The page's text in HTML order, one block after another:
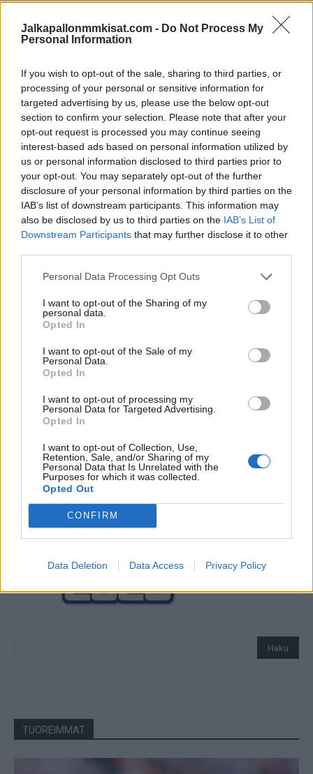
Jalkapallonmmkisat.com - Do Not Process My
Personal Information
If you wish to opt-out of the sale, sharing to third parties, or
processing of your personal or sensitive information for
targeted advertising by us, please use the below opt-out
section to confirm your selection. Please note that after your
opt-out request is processed you may continue seeing
interest-based ads based on personal information utilized by
us or personal information disclosed to third parties prior to
your opt-out. You may separately opt-out of the further
disclosure of your personal information by third parties on the
IAB’s list of downstream participants. This information may
also be disclosed by us to third parties on the IAB’s List of
Downstream Participants that may further disclose it to other
Personal Data Processing Opt Outs
I want to opt-out of the Sharing of my
personal data.
Opted In
I want to opt-out of the Sale of my
Personal Data.
Opted In
I want to opt-out of processing my
Personal Data for Targeted Advertising.
Opted In
I want to opt-out of Collection, Use,
Retention, Sale, and/or Sharing of my
Personal Data that Is Unrelated with the
Purposes for which it was collected.
Opted Out
CONFIRM
Data Deletion Data Access Privacy Policy
Edellinen artikkeli
Vaihtokauppa valmis! Chelsea
ja Barcelona pääsivät
sopimukseen pelaajakaupassa
Seuraava artikkeli
Diogo Tomas mukaan
Huuhkajiin – toppareista puolet
Veikkausliigasta
LIITTYVÄT ARTIKKELIT LISÄÄ TEKIJÄLTÄ
Jalkapallon MM-kisat 2026
Pudotuspelit – tässä kaavio
kisoihin 2026
TUOREIMMAT